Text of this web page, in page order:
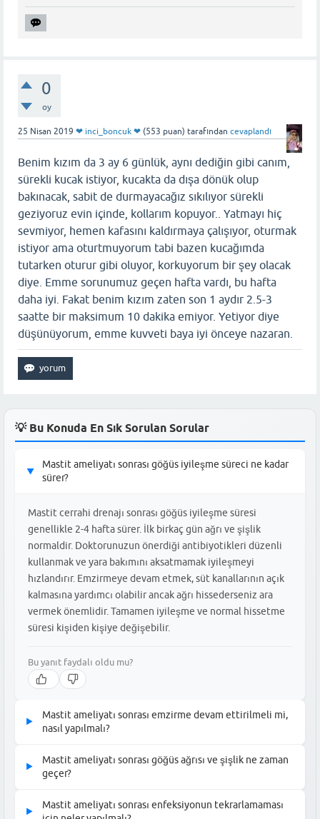
0
oy
25 Nisan 2019 ❤ inci_boncuk ❤ (553 puan) tarafından cevaplandı
Benim kızım da 3 ay 6 günlük, aynı dediğin gibi canım,
sürekli kucak istiyor, kucakta da dışa dönük olup
bakınacak, sabit de durmayacağız sıkılıyor sürekli
geziyoruz evin içinde, kollarım kopuyor.. Yatmayı hiç
sevmiyor, hemen kafasını kaldırmaya çalışıyor, oturmak
istiyor ama oturtmuyorum tabi bazen kucağımda
tutarken oturur gibi oluyor, korkuyorum bir şey olacak
diye. Emme sorunumuz geçen hafta vardı, bu hafta
daha iyi. Fakat benim kızım zaten son 1 aydır 2.5-3
saatte bir maksimum 10 dakika emiyor. Yetiyor diye
düşünüyorum, emme kuvveti baya iyi önceye nazaran.
💡 Bu Konuda En Sık Sorulan Sorular
▶
Mastit ameliyatı sonrası göğüs iyileşme süreci ne kadar
sürer?
Mastit cerrahi drenajı sonrası göğüs iyileşme süresi
genellikle 2-4 hafta sürer. İlk birkaç gün ağrı ve şişlik
normaldir. Doktorunuzun önerdiği antibiyotikleri düzenli
kullanmak ve yara bakımını aksatmamak iyileşmeyi
hızlandırır. Emzirmeye devam etmek, süt kanallarının açık
kalmasına yardımcı olabilir ancak ağrı hissederseniz ara
vermek önemlidir. Tamamen iyileşme ve normal hissetme
süresi kişiden kişiye değişebilir.
Bu yanıt faydalı oldu mu?
▶
Mastit ameliyatı sonrası emzirme devam ettirilmeli mi,
nasıl yapılmalı?
genellikle önerilir. Etkilenen memeden emzirme ağrılıysa, diğer
mastit olan memeyi de düzenli olarak boşaltmak önemlidir.
▶
Mastit ameliyatı sonrası göğüs ağrısı ve şişlik ne zaman
geçer?
birkaç gün içinde azalmaya başlar. İlk 24-48 saatte ağrı kesiciler
▶
Mastit ameliyatı sonrası enfeksiyonun tekrarlamaması